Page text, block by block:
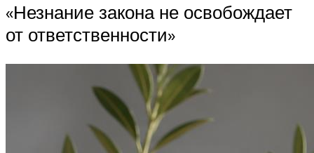
«Незнание закона не освобождает
от ответственности»